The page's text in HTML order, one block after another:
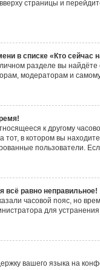
страницы и
в списке «Кто сейчас
разделе вы
модераторам и
к другому
тот, в котором вы
пользователи.
всё равно неправильное!
часовой пояс, но
для
вашего языка на